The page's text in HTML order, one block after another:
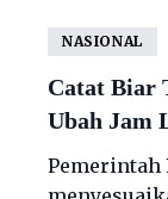
NASIONAL
Catat Biar
Ubah Jam
“Jumat
Pemerintah